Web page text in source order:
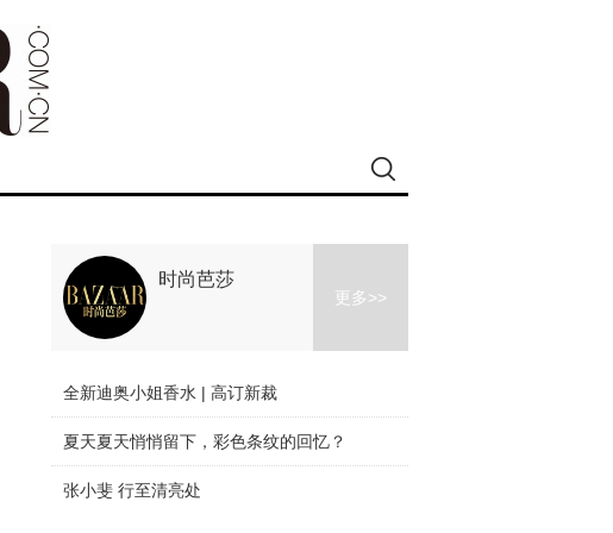
时尚芭莎
更多>>
全新迪奥小姐香水 | 高订新裁
夏天夏天悄悄留下，彩色条纹的回忆？
张小斐 行至清亮处